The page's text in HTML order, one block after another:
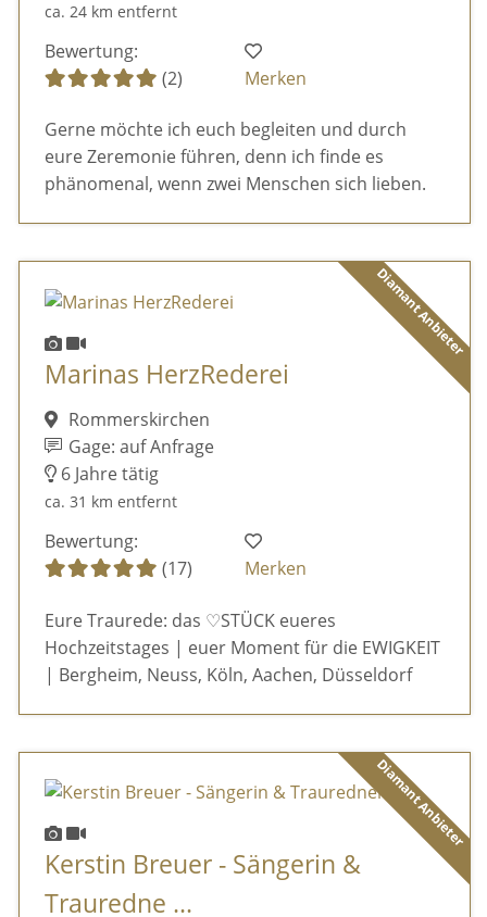
ca. 24 km entfernt
Bewertung:
(2)
Merken
Gerne möchte ich euch begleiten und durch
eure Zeremonie führen, denn ich finde es
phänomenal, wenn zwei Menschen sich lieben.
Diamant Anbieter
Marinas HerzRederei
Rommerskirchen
Gage: auf Anfrage
6 Jahre tätig
ca. 31 km entfernt
Bewertung:
(17)
Merken
Eure Traurede: das ♡STÜCK eueres
Hochzeitstages | euer Moment für die EWIGKEIT
| Bergheim, Neuss, Köln, Aachen, Düsseldorf
Diamant Anbieter
Kerstin Breuer - Sängerin &
Trauredne ...